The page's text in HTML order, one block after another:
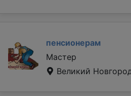
пенсионерам
Мастер
Великий